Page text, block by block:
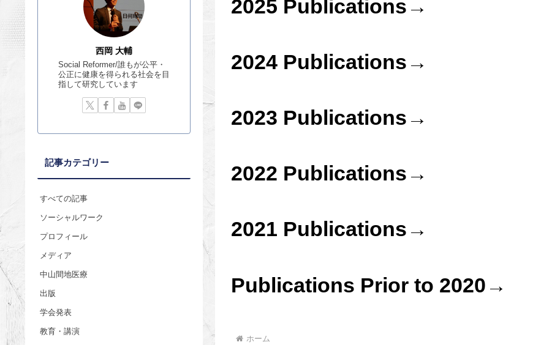
2025 Publications→
2024 Publications→
2023 Publications→
2022 Publications→
2021 Publications→
Publications Prior to 2020→
ホーム
西岡 大輔
Social Reformer/誰もが公平・
公正に健康を得られる社会を目
指して研究しています
記事カテゴリー
すべての記事
ソーシャルワーク
プロフィール
メディア
中山間地医療
出版
学会発表
教育・講演